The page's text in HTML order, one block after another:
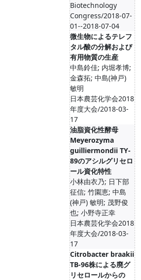
Biotechnology
Congress/2018-07-
01--2018-07-04
微生物によるテレフ
タル酸の分解および
有用物質の生産
中島鈴佳; 内堀孝博;
金森拓; 中島(神戸)
敏明
日本農芸化学会2018
年度大会/2018-03-
17
油脂資化性酵母
Meyerozyma
guilliermondii TY-
89のアシルグリセロ
ール資化特性
小林由衣乃; 日下部
征信; 竹園恵; 中島
(神戸) 敏明; 茂野俊
也; 小野寺正幸
日本農芸化学会2018
年度大会/2018-03-
17
Citrobacter braakii
TB-96株による廃グ
リセロールからの